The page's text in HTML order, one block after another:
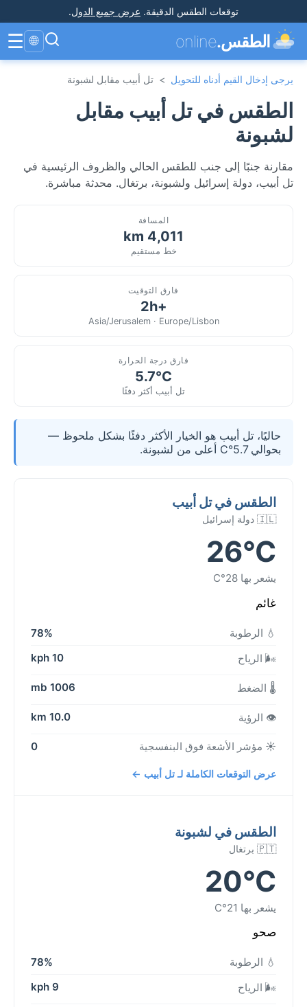
توقعات الطقس الدقيقة. عرض جميع الدول.
الطقس.online
🌐
☰
يرجى إدخال القيم أدناه للتحويل > تل أبيب مقابل لشبونة
الطقس في تل أبيب مقابل
لشبونة
مقارنة جنبًا إلى جنب للطقس الحالي والظروف الرئيسية في
تل أبيب، دولة إسرائيل ولشبونة، برتغال. محدثة مباشرة.
المسافة
4,011 km
خط مستقيم
فارق التوقيت
+2h
Asia/Jerusalem · Europe/Lisbon
فارق درجة الحرارة
5.7°C
تل أبيب أكثر دفئًا
حاليًا، تل أبيب هو الخيار الأكثر دفئًا بشكل ملحوظ —
بحوالي 5.7°C أعلى من لشبونة.
الطقس في تل أبيب
🇮🇱 دولة إسرائيل
26°C
يشعر بها 28°C
غائم
💧 الرطوبة
78%
🌬️ الرياح
10 kph
🌡️ الضغط 1006 mb
👁️ الرؤية 10.0 km
☀️ مؤشر الأشعة فوق البنفسجية 0
عرض التوقعات الكاملة لـ تل أبيب ←
الطقس في لشبونة
🇵🇹 برتغال
20°C
يشعر بها 21°C
صحو
💧 الرطوبة
78%
🌬️ الرياح
9 kph